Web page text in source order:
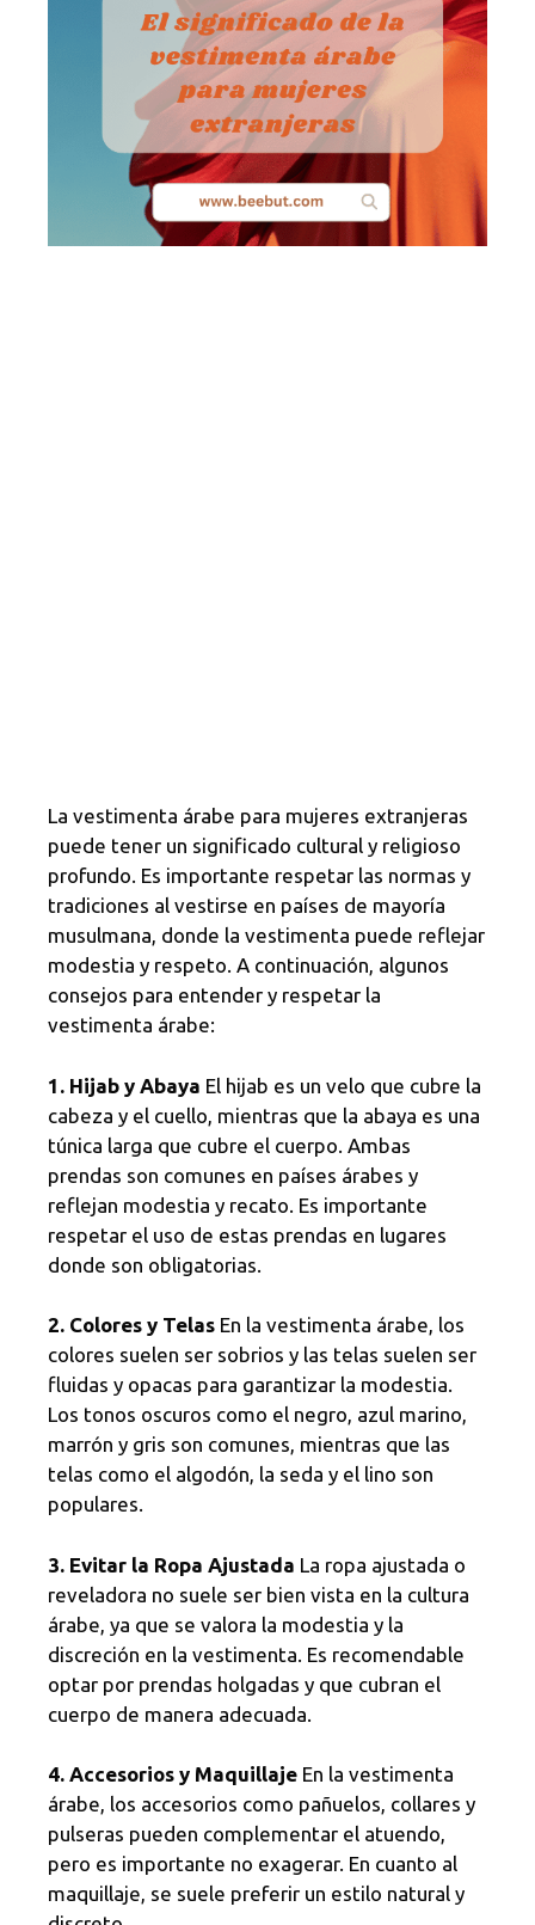
La vestimenta árabe para mujeres extranjeras
puede tener un significado cultural y religioso
profundo. Es importante respetar las normas y
tradiciones al vestirse en países de mayoría
musulmana, donde la vestimenta puede reflejar
modestia y respeto. A continuación, algunos
consejos para entender y respetar la
vestimenta árabe:
1. Hijab y Abaya El hijab es un velo que cubre la
cabeza y el cuello, mientras que la abaya es una
túnica larga que cubre el cuerpo. Ambas
prendas son comunes en países árabes y
reflejan modestia y recato. Es importante
respetar el uso de estas prendas en lugares
donde son obligatorias.
2. Colores y Telas En la vestimenta árabe, los
colores suelen ser sobrios y las telas suelen ser
fluidas y opacas para garantizar la modestia.
Los tonos oscuros como el negro, azul marino,
marrón y gris son comunes, mientras que las
telas como el algodón, la seda y el lino son
populares.
3. Evitar la Ropa Ajustada La ropa ajustada o
reveladora no suele ser bien vista en la cultura
árabe, ya que se valora la modestia y la
discreción en la vestimenta. Es recomendable
optar por prendas holgadas y que cubran el
cuerpo de manera adecuada.
4. Accesorios y Maquillaje En la vestimenta
árabe, los accesorios como pañuelos, collares y
pulseras pueden complementar el atuendo,
pero es importante no exagerar. En cuanto al
maquillaje, se suele preferir un estilo natural y